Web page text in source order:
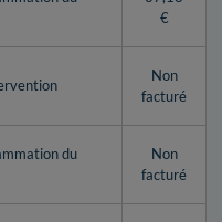
€
Non
facturé
du
Non
facturé